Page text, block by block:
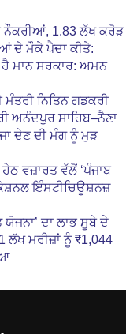
ਨੌਕਰੀਆਂ, 1.83 ਲੱਖ ਕਰੋੜ
ਦੇ ਮੌਕੇ ਪੈਦਾ ਕੀਤੇ:
ਹੈ ਮਾਨ ਸਰਕਾਰ: ਅਮਨ
ਨਿਤਿਨ ਗਡਕਰੀ
ਅਨੰਦਪੁਰ ਸਾਹਿਬ–ਨੈਣਾ
ਦੇਣ ਦੀ ਮੰਗ ਨੂੰ ਮੁੜ
ਵਜ਼ਾਰਤ ਵੱਲੋਂ ‘ਪੰਜਾਬ
ਇੰਸਟੀਚਿਊਸ਼ਨਜ਼
ਦਾ ਲਾਭ ਸੂਬੇ ਦੇ
ਲੱਖ ਮਰੀਜ਼ਾਂ ਨੂੰ ₹1,044